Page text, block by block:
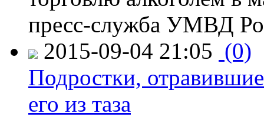
пресс-служба УМВД
2015-09-04 21:05 (0)
Подростки,
его из таза